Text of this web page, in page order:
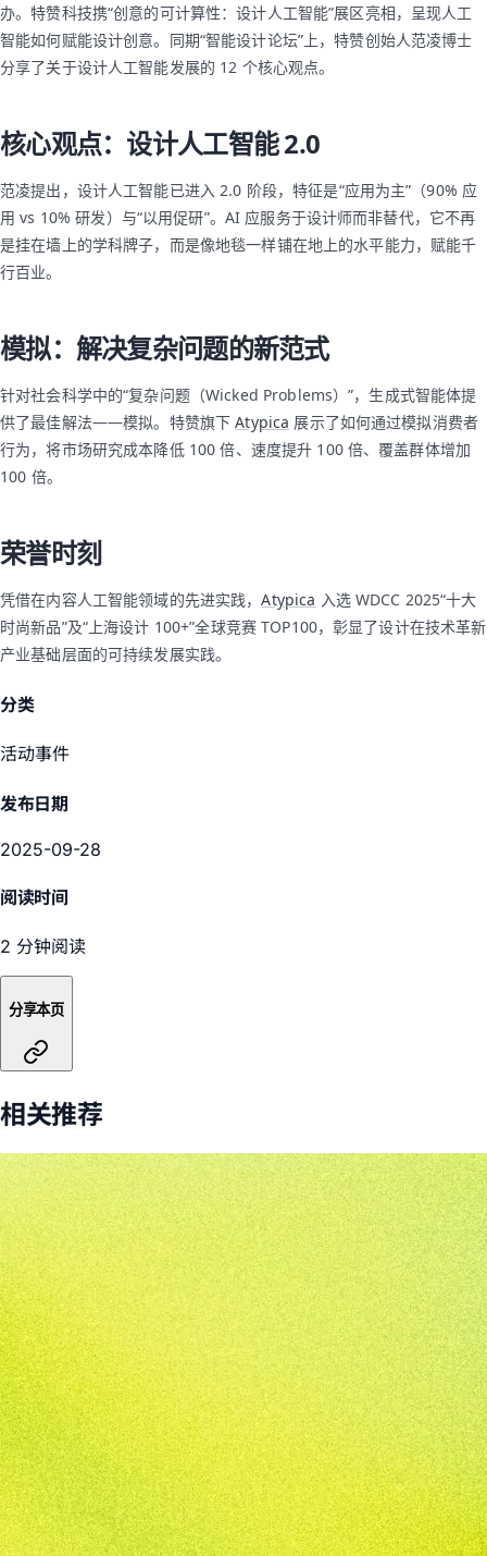
办。特赞科技携“创意的可计算性：设计人工智能”展区亮相，呈现人工
智能如何赋能设计创意。同期“智能设计论坛”上，特赞创始人范凌博士
分享了关于设计人工智能发展的 12 个核心观点。
核心观点：设计人工智能 2.0
范凌提出，设计人工智能已进入 2.0 阶段，特征是“应用为主”（90% 应
用 vs 10% 研发）与“以用促研”。AI 应服务于设计师而非替代，它不再
是挂在墙上的学科牌子，而是像地毯一样铺在地上的水平能力，赋能千
行百业。
模拟：解决复杂问题的新范式
针对社会科学中的“复杂问题（Wicked Problems）”，生成式智能体提
供了最佳解法——模拟。特赞旗下Atypica 展示了如何通过模拟消费者
行为，将市场研究成本降低 100 倍、速度提升 100 倍、覆盖群体增加
100 倍。
荣誉时刻
凭借在内容人工智能领域的先进实践，Atypica 入选 WDCC 2025“十大
时尚新品”及“上海设计 100+”全球竞赛 TOP100，彰显了设计在技术革新
产业基础层面的可持续发展实践。
分类
活动事件
发布日期
2025-09-28
阅读时间
2 分钟阅读
分享本页
相关推荐